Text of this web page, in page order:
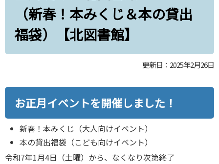
（新春！本みくじ＆本の貸出
福袋）【北図書館】
更新日：2025年2月26日
お正月イベントを開催しました！
新春！本みくじ（大人向けイベント）
本の貸出福袋（こども向けイベント）
令和7年1月4日（土曜）から、なくなり次第終了